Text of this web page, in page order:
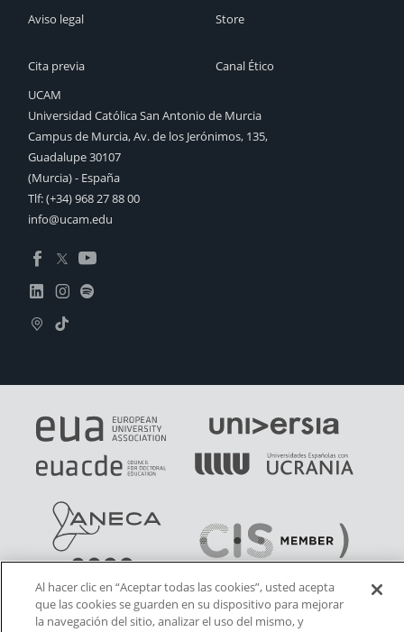
Aviso legal
Cita previa
Store
Canal Ético
UCAM
Universidad Católica San Antonio de Murcia
Campus de Murcia, Av. de los Jerónimos, 135,
Guadalupe 30107
(Murcia) - España
Tlf:(+34) 968 27 88 00
info@ucam.edu
Al hacer clic en “Aceptar todas las cookies”, usted acepta
que las cookies se guarden en su dispositivo para mejorar
la navegación del sitio, analizar el uso del mismo, y